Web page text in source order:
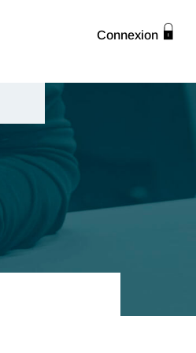
Connexion